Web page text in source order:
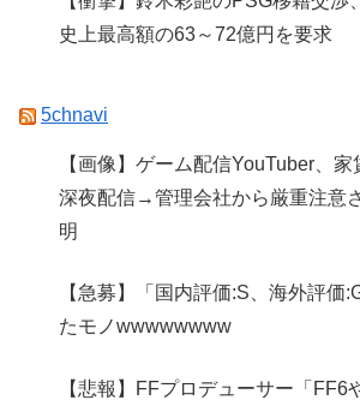
史上最高額の63～72億円を要求
5chnavi
【画像】ゲーム配信YouTuber、
深夜配信→管理会社から厳重注意
明
【急募】「国内評価:S、海外評
たモノwwwwwwww
【悲報】FFプロデューサー「FF6